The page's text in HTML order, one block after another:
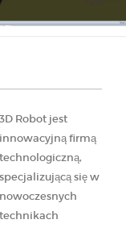
3D Robot jest
innowacyjną firmą
technologiczną,
specjalizującą się w
nowoczesnych
technikach